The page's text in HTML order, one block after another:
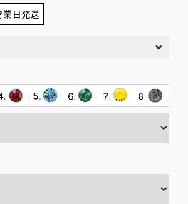
業日発送